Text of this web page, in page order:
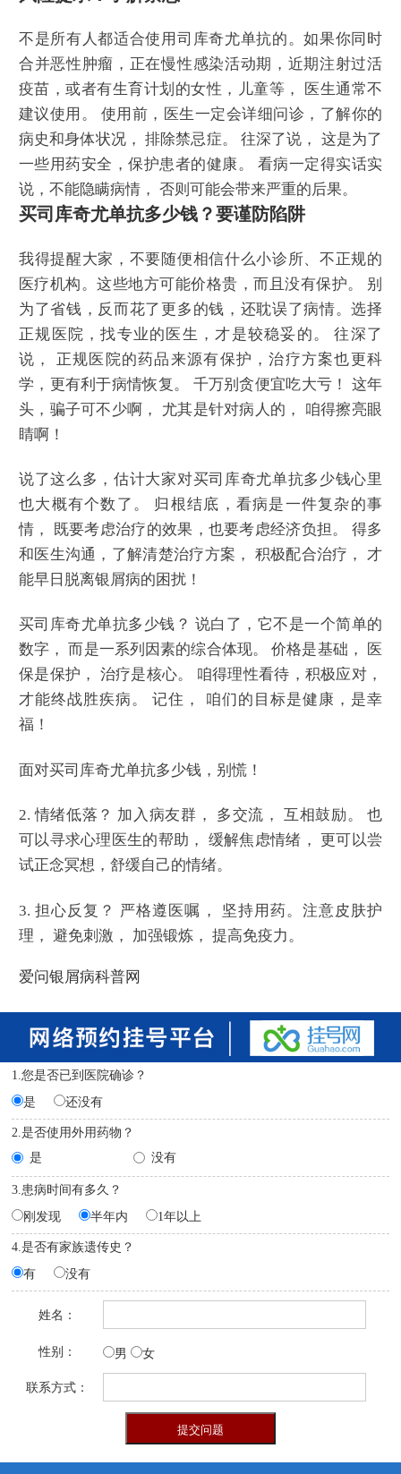
不是所有人都适合使用司库奇尤单抗的。如果你同时
合并恶性肿瘤，正在慢性感染活动期，近期注射过活
疫苗，或者有生育计划的女性，儿童等， 医生通常不
建议使用。 使用前，医生一定会详细问诊，了解你的
病史和身体状况， 排除禁忌症。 往深了说， 这是为了
一些用药安全，保护患者的健康。 看病一定得实话实
说，不能隐瞒病情， 否则可能会带来严重的后果。
买司库奇尤单抗多少钱？要谨防陷阱
我得提醒大家，不要随便相信什么小诊所、不正规的
医疗机构。这些地方可能价格贵，而且没有保护。 别
为了省钱，反而花了更多的钱，还耽误了病情。选择
正规医院，找专业的医生，才是较稳妥的。 往深了
说， 正规医院的药品来源有保护，治疗方案也更科
学，更有利于病情恢复。 千万别贪便宜吃大亏！ 这年
头，骗子可不少啊， 尤其是针对病人的， 咱得擦亮眼
睛啊！
说了这么多，估计大家对买司库奇尤单抗多少钱心里
也大概有个数了。 归根结底，看病是一件复杂的事
情， 既要考虑治疗的效果，也要考虑经济负担。 得多
和医生沟通，了解清楚治疗方案， 积极配合治疗， 才
能早日脱离银屑病的困扰！
买司库奇尤单抗多少钱？ 说白了，它不是一个简单的
数字， 而是一系列因素的综合体现。 价格是基础， 医
保是保护， 治疗是核心。 咱得理性看待，积极应对，
才能终战胜疾病。 记住， 咱们的目标是健康，是幸
福！
面对买司库奇尤单抗多少钱，别慌！
2. 情绪低落？ 加入病友群， 多交流， 互相鼓励。 也
可以寻求心理医生的帮助， 缓解焦虑情绪， 更可以尝
试正念冥想，舒缓自己的情绪。
3. 担心反复？ 严格遵医嘱， 坚持用药。注意皮肤护
理， 避免刺激， 加强锻炼， 提高免疫力。
爱问银屑病科普网
1.您是否已到医院确诊？
是
还没有
2.是否使用外用药物？
是
没有
3.患病时间有多久？
刚发现
半年内 1年以上
4.是否有家族遗传史？
有
没有
姓名：
性别： 男 女
联系方式：